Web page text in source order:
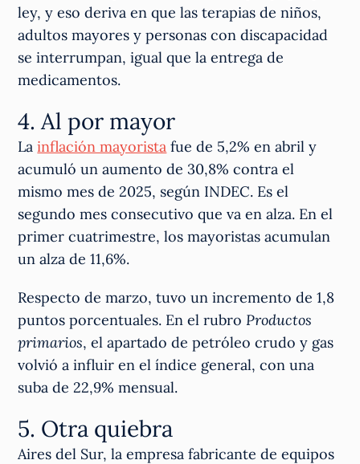
ley, y eso deriva en que las terapias de niños,
adultos mayores y personas con discapacidad
se interrumpan, igual que la entrega de
medicamentos.
4. Al por mayor
Lainflación mayorista fue de 5,2% en abril y
acumuló un aumento de 30,8% contra el
mismo mes de 2025, según INDEC. Es el
segundo mes consecutivo que va en alza. En el
primer cuatrimestre, los mayoristas acumulan
un alza de 11,6%.
Respecto de marzo, tuvo un incremento de 1,8
puntos porcentuales. En el rubroProductos
primarios, el apartado de petróleo crudo y gas
volvió a influir en el índice general, con una
suba de 22,9% mensual.
5. Otra quiebra
Aires del Sur, la empresa fabricante de equipos